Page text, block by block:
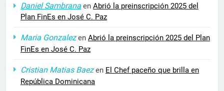
Daniel Sambrana en Abrió la preinscripción 2025 del
Plan FinEs en José C. Paz
Maria Gonzalezen Abrió la preinscripción 2025 del Plan
FinEs en José C. Paz
Cristian Matias Baezen El Chef paceño que brilla en
República Dominicana